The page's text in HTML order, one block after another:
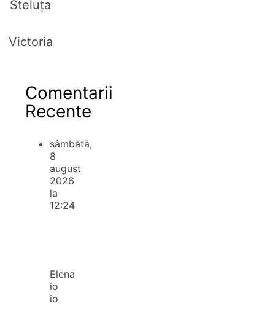
Steluța
Victoria
Comentarii
Recente
sâmbătă,
8
august
2026
la
12:24
Elena
io
io